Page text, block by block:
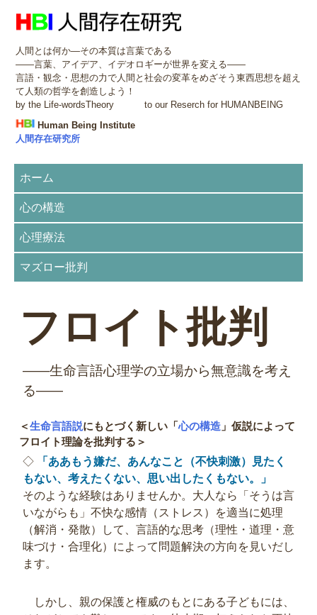
人間とは何か―その本質は言葉である
――言葉、アイデア、イデオロギーが世界を変える――
言語・観念・思想の力で人間と社会の変革をめざそう東西思想を超え
て人類の哲学を創造しよう！
by the Life-wordsTheory to our Reserch for HUMANBEING
Human Being Institute
人間存在研究所
ホーム
心の構造
心理療法
マズロー批判
フロイト批判
――生命言語心理学の立場から無意識を考え
る――
＜生命言語説にもとづく新しい「心の構造」仮説によって
フロイト理論を批判する＞
◇
「ああもう嫌だ、あんなこと（不快刺激）見たく
もない、考えたくない、思い出したくもない。」
そのような経験はありませんか。大人なら「そうは言
いながらも」不快な感情（ストレス）を適当に処理
（解消・発散）して、言語的な思考（理性・道理・意
味づけ・合理化）によって問題解決の方向を見いだし
ます。
しかし、親の保護と権威のもとにある子どもには、